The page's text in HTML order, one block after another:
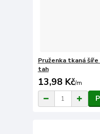
Pruženka tkaná
tah
13,98 Kč/m